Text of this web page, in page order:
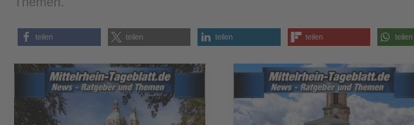
teilen teilen teilen teilen teilen